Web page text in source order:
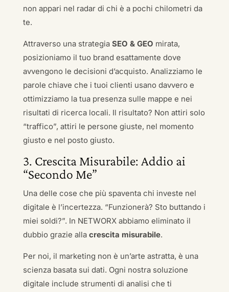
non appari nel radar di chi è a pochi chilometri da
te.
Attraverso una strategia SEO & GEO mirata,
posizioniamo il tuo brand esattamente dove
avvengono le decisioni d’acquisto. Analizziamo le
parole chiave che i tuoi clienti usano davvero e
ottimizziamo la tua presenza sulle mappe e nei
risultati di ricerca locali. Il risultato? Non attiri solo
“traffico”, attiri le persone giuste, nel momento
giusto e nel posto giusto.
3. Crescita Misurabile: Addio ai
“Secondo Me”
Una delle cose che più spaventa chi investe nel
digitale è l’incertezza. “Funzionerà? Sto buttando i
miei soldi?”. In NETWORX abbiamo eliminato il
dubbio grazie alla crescita misurabile.
Per noi, il marketing non è un’arte astratta, è una
scienza basata sui dati. Ogni nostra soluzione
digitale include strumenti di analisi che ti